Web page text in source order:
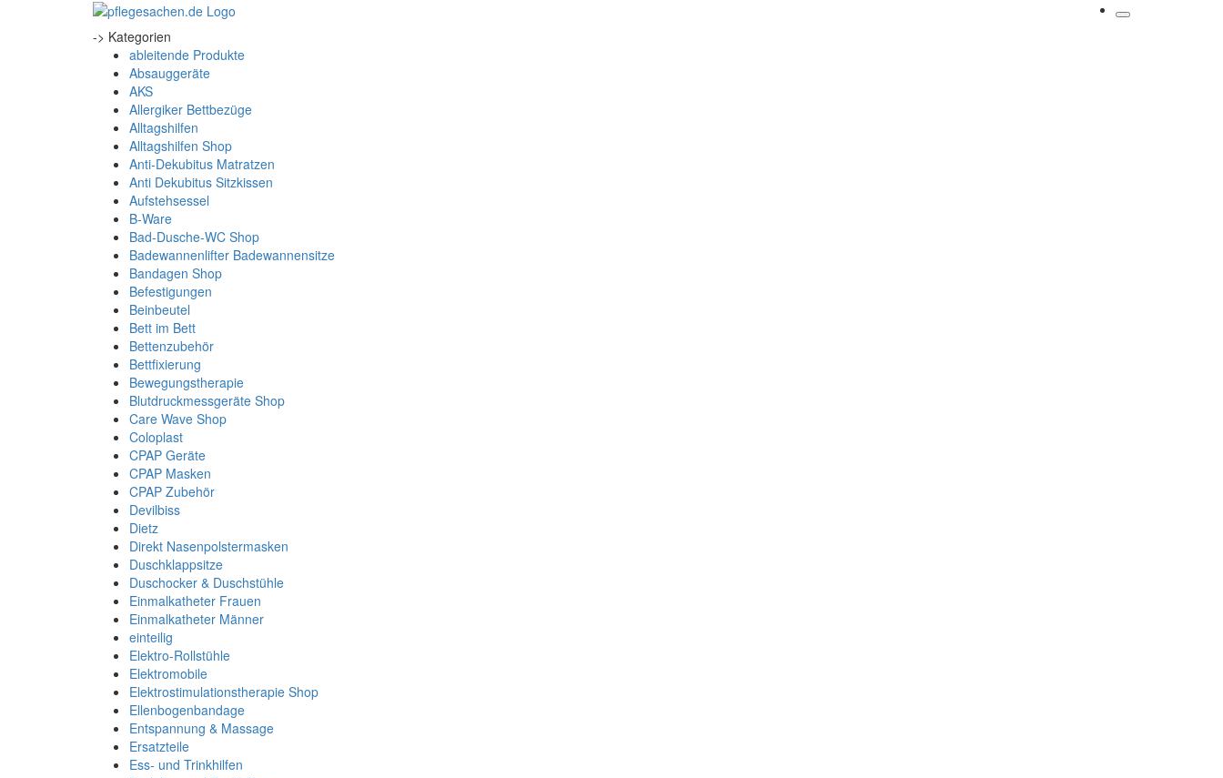
-> Kategorien
ableitende Produkte
Absauggeräte
AKS
Allergiker Bettbezüge
Alltagshilfen
Alltagshilfen Shop
Anti-Dekubitus Matratzen
Anti Dekubitus Sitzkissen
Aufstehsessel
B-Ware
Bad-Dusche-WC Shop
Badewannenlifter Badewannensitze
Bandagen Shop
Befestigungen
Beinbeutel
Bett im Bett
Bettenzubehör
Bettfixierung
Bewegungstherapie
Blutdruckmessgeräte Shop
Care Wave Shop
Coloplast
CPAP Geräte
CPAP Masken
CPAP Zubehör
Devilbiss
Dietz
Direkt Nasenpolstermasken
Duschklappsitze
Duschocker & Duschstühle
Einmalkatheter Frauen
Einmalkatheter Männer
einteilig
Elektro-Rollstühle
Elektromobile
Elektrostimulationstherapie Shop
Ellenbogenbandage
Entspannung & Massage
Ersatzteile
Ess- und Trinkhilfen